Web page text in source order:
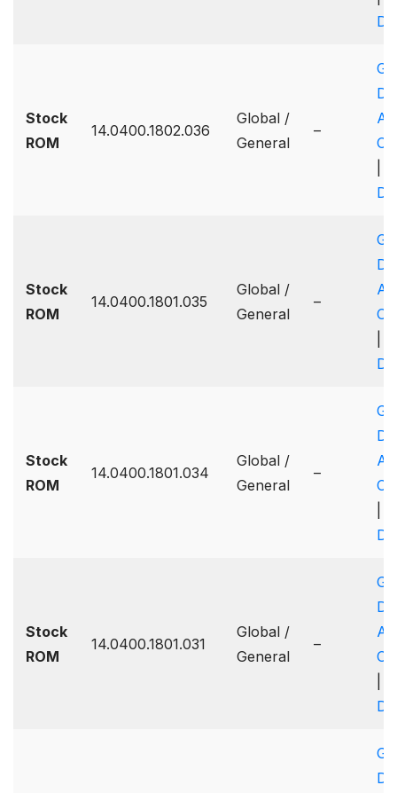
Stock
ROM
14.0400.1802.036
Global /
General
–
Stock
ROM
14.0400.1801.035
Global /
General
–
Stock
ROM
14.0400.1801.034
Global /
General
–
Stock
ROM
14.0400.1801.031
Global /
General
–